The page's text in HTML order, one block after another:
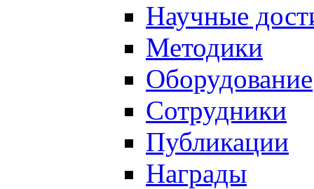
Научные
Методики
Оборудование
Сотрудники
Публикации
Награды